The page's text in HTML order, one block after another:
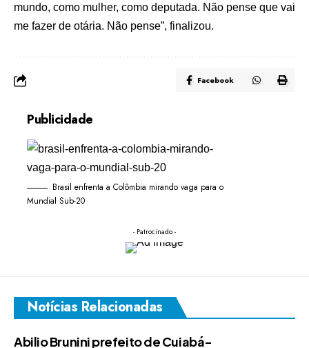
mundo, como mulher, como deputada. Não pense que vai
me fazer de otária. Não pense”, finalizou.
Facebook
Publicidade
Brasil enfrenta a Colômbia mirando vaga para o
Mundial Sub-20
- Patrocinado -
Notícias Relacionadas
Abilio Brunini prefeito de Cuiabá-